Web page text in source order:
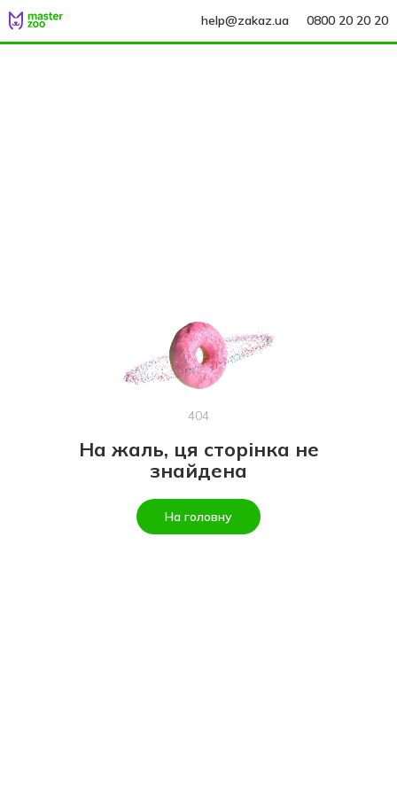
help@zakaz.ua 0800 20 20 20
404
На жаль, ця сторінка не
знайдена
На головну